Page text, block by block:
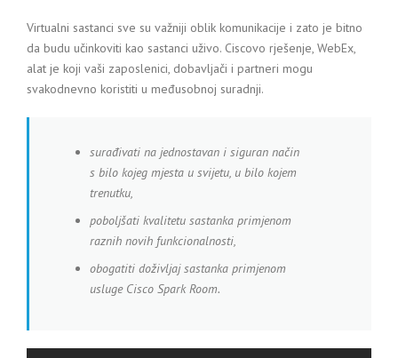
Virtualni sastanci sve su važniji oblik komunikacije i zato je bitno
da budu učinkoviti kao sastanci uživo. Ciscovo rješenje, WebEx,
alat je koji vaši zaposlenici, dobavljači i partneri mogu
svakodnevno koristiti u međusobnoj suradnji.
surađivati na jednostavan i siguran način
s bilo kojeg mjesta u svijetu, u bilo kojem
trenutku,
poboljšati kvalitetu sastanka primjenom
raznih novih funkcionalnosti,
obogatiti doživljaj sastanka primjenom
usluge Cisco Spark Room.